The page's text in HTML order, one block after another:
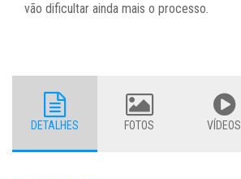
vão dificultar ainda mais o processo.
DETALHES FOTOS VÍDEOS